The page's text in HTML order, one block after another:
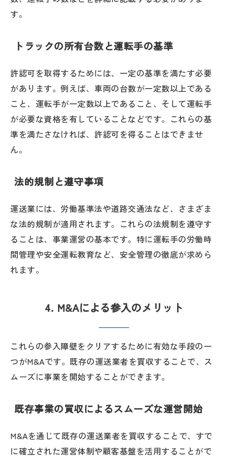
す。
トラックの所有台数と運転手の基準
許認可を取得するためには、一定の基準を満たす必要
があります。例えば、車両の台数が一定数以上である
こと、運転手が一定数以上であること、そして運転手
が必要な資格を有していることなどです。これらの基
準を満たさなければ、許認可を得ることはできませ
ん。
法的規制と遵守事項
運送業には、労働基準法や道路交通法など、さまざま
な法的規制が適用されます。これらの法規制を遵守す
ることは、事業運営の基本です。特に運転手の労働時
間管理や安全運転教育など、安全管理の徹底が求めら
れます。
4. M&Aによる参入のメリット
これらの参入障壁をクリアするために有効な手段の一
つがM&Aです。既存の運送業者を買収することで、ス
ムーズに事業を開始することができます。
既存事業の買収によるスムーズな運営開始
M&Aを通じて既存の運送業者を買収することで、すで
に確立された運営体制や顧客基盤を活用することがで